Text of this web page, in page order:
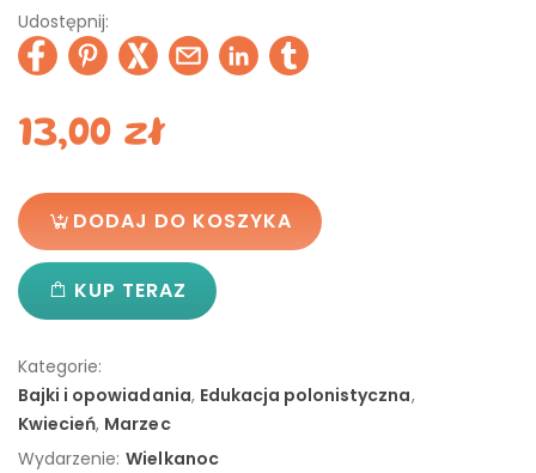
Udostępnij:
13,00zł
DODAJ DO KOSZYKA
KUP TERAZ
Kategorie:
Bajki i opowiadania, Edukacja polonistyczna,
Kwiecień, Marzec
Wydarzenie: Wielkanoc